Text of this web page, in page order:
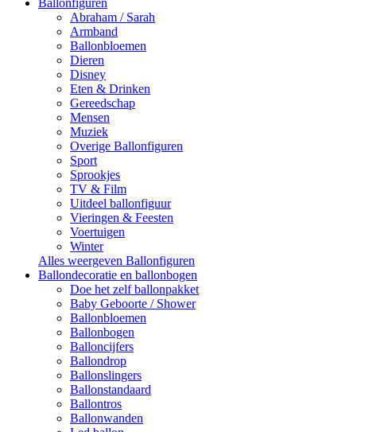
Ballonfiguren
Abraham / Sarah
Armband
Ballonbloemen
Dieren
Disney
Eten & Drinken
Gereedschap
Mensen
Muziek
Overige Ballonfiguren
Sport
Sprookjes
TV & Film
Uitdeel ballonfiguur
Vieringen & Feesten
Voertuigen
Winter
Alles weergeven Ballonfiguren
Ballondecoratie en ballonbogen
Doe het zelf ballonpakket
Baby Geboorte / Shower
Ballonbloemen
Ballonbogen
Balloncijfers
Ballondrop
Ballonslingers
Ballonstandaard
Ballontros
Ballonwanden